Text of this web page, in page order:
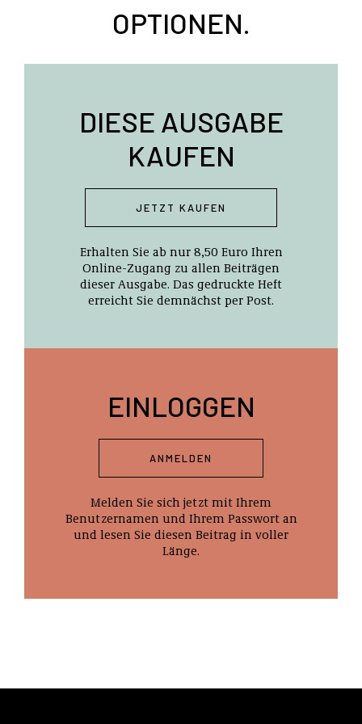
OPTIONEN.
DIESE AUSGABE
KAUFEN
JETZT KAUFEN
Erhalten Sie ab nur 8,50 Euro Ihren
Online-Zugang zu allen Beiträgen
dieser Ausgabe. Das gedruckte Heft
erreicht Sie demnächst per Post.
EINLOGGEN
ANMELDEN
Melden Sie sich jetzt mit Ihrem
Benutzernamen und Ihrem Passwort an
und lesen Sie diesen Beitrag in voller
Länge.